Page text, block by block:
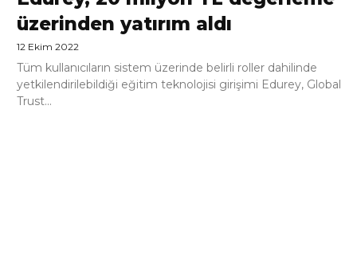
üzerinden yatırım aldı
12 Ekim 2022
Tüm kullanıcıların sistem üzerinde belirli roller dahilinde
yetkilendirilebildiği eğitim teknolojisi girişimi Edurey, Global
Trust...